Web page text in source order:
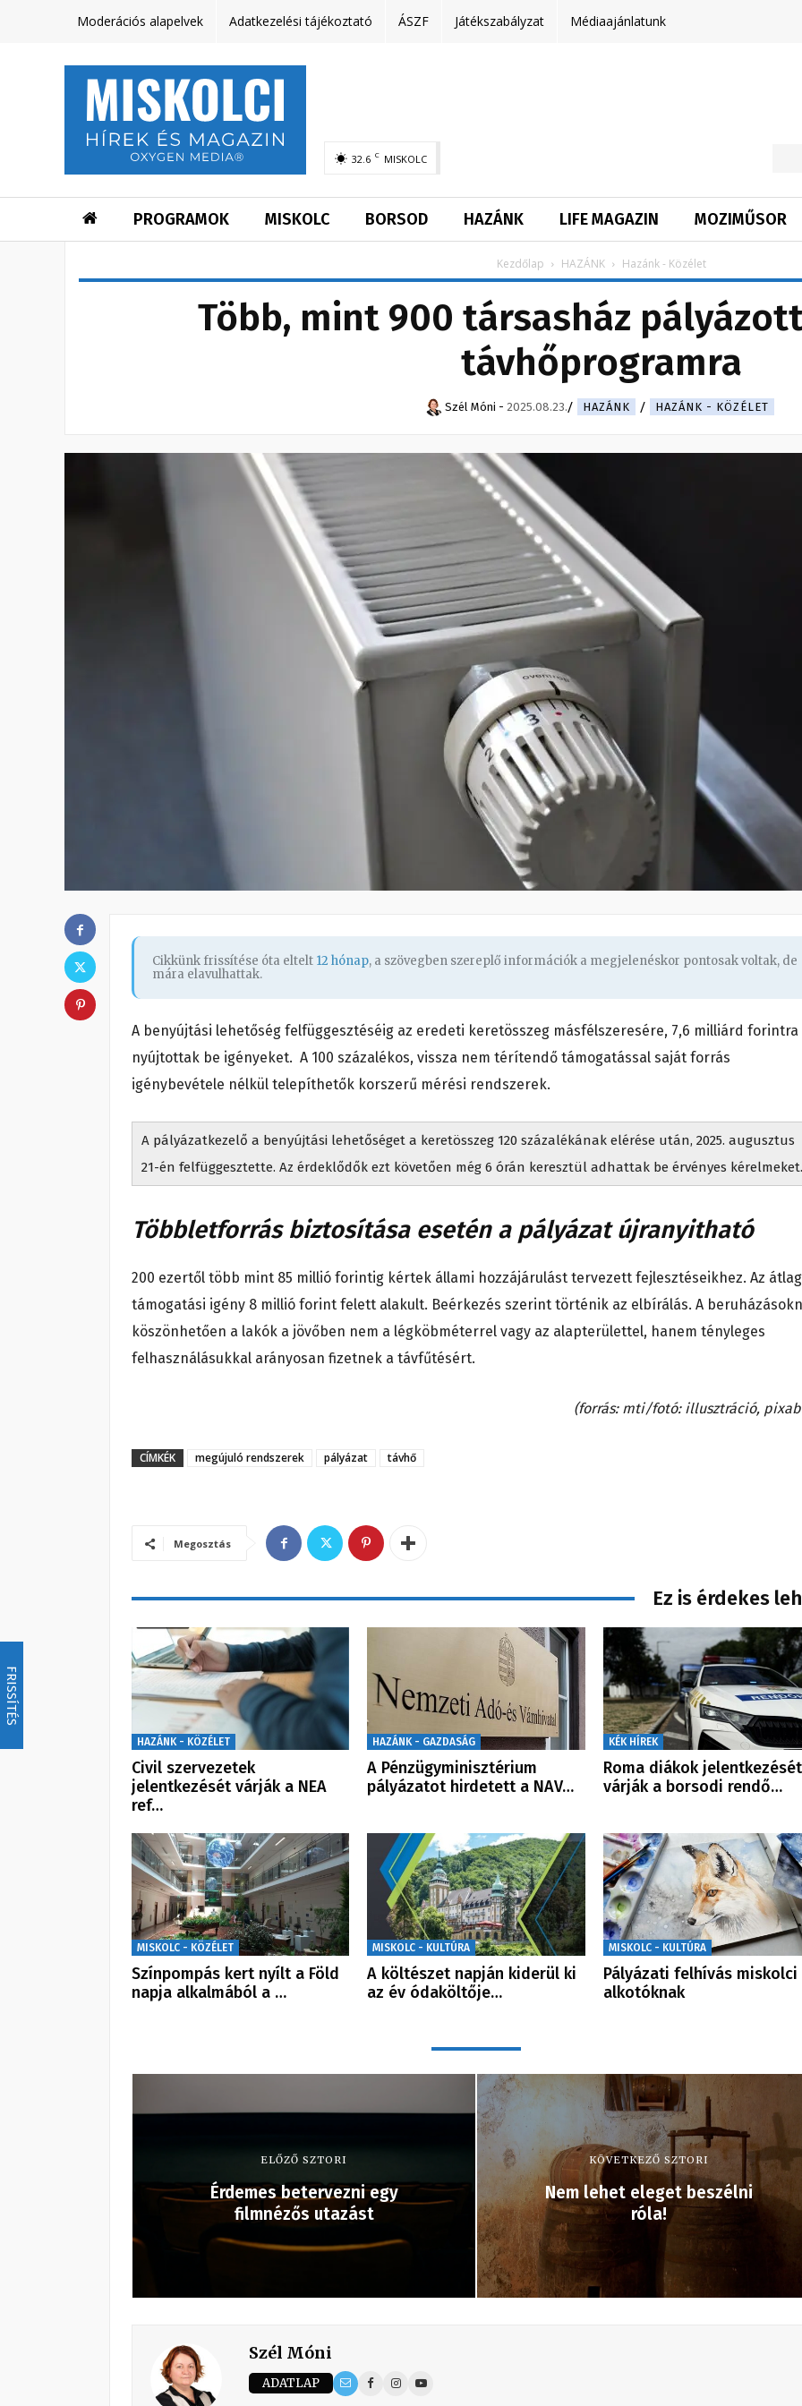
FRISSÍTÉS
Moderációs alapelvek Adatkezelési tájékoztató ÁSZF Játékszabályzat Médiaajánlatunk
32.6 C MISKOLC
PROGRAMOK MISKOLC BORSOD HAZÁNK LIFE MAGAZIN MOZIMŰSOR
Kezdőlap HAZÁNK Hazánk - Közélet
Több, mint 900 társasház
távhőprogramra
Szél Móni - 2025.08.23. HAZÁNK HAZÁNK - KÖZÉLET
Cikkünk frissítése óta eltelt 12 hónap, a szövegben szereplő információk a megjelenéskor pontosak voltak, de
mára elavulhattak.
A benyújtási lehetőség felfüggesztéséig az eredeti keretösszeg másfélszeresére, 7,6 milliárd forintra
nyújtottak be igényeket. A 100 százalékos, vissza nem térítendő támogatással saját forrás
igénybevétele nélkül telepíthetők korszerű mérési rendszerek.
A pályázatkezelő a benyújtási lehetőséget a keretösszeg 120 százalékának elérése után, 2025. augusztus
21-én felfüggesztette. Az érdeklődők ezt követően még 6 órán keresztül adhattak be érvényes kérelmeket.
Többletforrás biztosítása esetén a pályázat újranyitható
200 ezertől több mint 85 millió forintig kértek állami hozzájárulást tervezett fejlesztéseikhez. Az
támogatási igény 8 millió forint felett alakult. Beérkezés szerint történik az elbírálás. A
köszönhetően a lakók a jövőben nem a légköbméterrel vagy az alapterülettel, hanem tényleges
felhasználásukkal arányosan fizetnek a távfűtésért.
(forrás: mti/fotó: illusztráció,
CÍMKÉK megújuló rendszerek pályázat távhő
Megosztás
Ez is érdekes
HAZÁNK - KÖZÉLET
Civil szervezetek
jelentkezését várják a NEA
ref…
HAZÁNK - GAZDASÁG
A Pénzügyminisztérium
pályázatot hirdetett a NAV…
KÉK HÍREK
Roma diákok jelentkezését
várják a borsodi rendő…
MISKOLC - KÖZÉLET
Színpompás kert nyílt a Föld
napja alkalmából a …
MISKOLC - KULTÚRA
A költészet napján kiderül ki
az év ódaköltője…
MISKOLC - KULTÚRA
Pályázati felhívás miskolci
alkotóknak
ELŐZŐ SZTORI
Érdemes betervezni egy
filmnézős utazást
KÖVETKEZŐ SZTORI
Nem lehet eleget beszélni
róla!
Szél Móni
ADATLAP